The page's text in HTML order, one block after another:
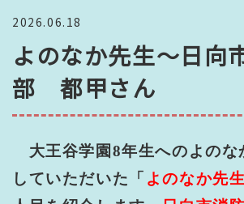
2026.06.18
よのなか先生～日向
部 都甲さん
大王谷学園 8年生へのよのな
していただいた「 よのなか先生